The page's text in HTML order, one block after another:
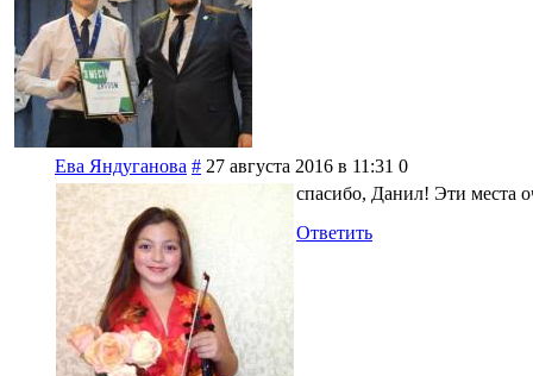
Ева Яндуганова # 27 августа 2016 в 11:31 0
спасибо, Данил! Эти места
Ответить